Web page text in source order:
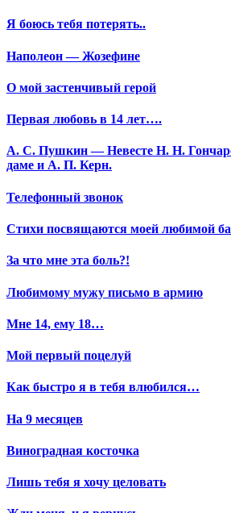
Я боюсь тебя потерять..
Наполеон — Жозефине
О мой застенчивый герой
Первая любовь в 14 лет….
А. С. Пушкин — Невесте Н. Н.
даме и А. П. Керн.
Телефонный звонок
Стихи посвящаются моей любимой
За что мне эта боль?!
Любимому мужу письмо в армию
Мне 14, ему 18…
Мой первый поцелуй
Как быстро я в тебя влюбился…
На 9 месяцев
Виноградная косточка
Лишь тебя я хочу целовать